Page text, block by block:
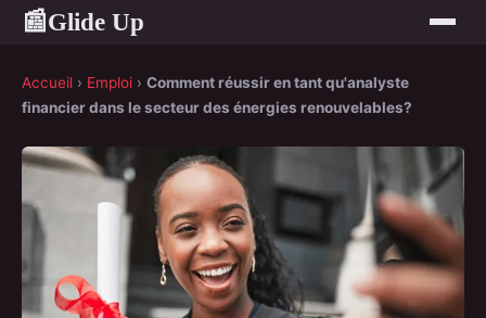
📰Glide Up
Accueil › Emploi › Comment réussir en tant qu'analyste
financier dans le secteur des énergies renouvelables?